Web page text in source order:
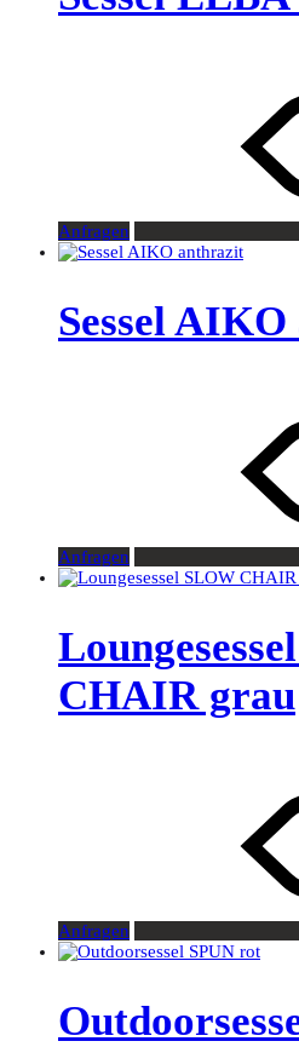
Anfragen
Sessel
Anfragen
CHAIR grau
Anfragen